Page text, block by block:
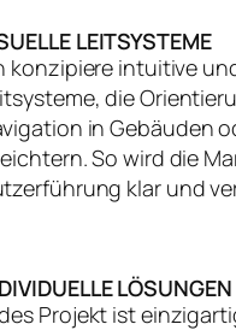
LEITSYSTEME
konzipiere intuitive
die
in Gebäuden
So wird die
klar und
LÖSUNGEN
Projekt ist